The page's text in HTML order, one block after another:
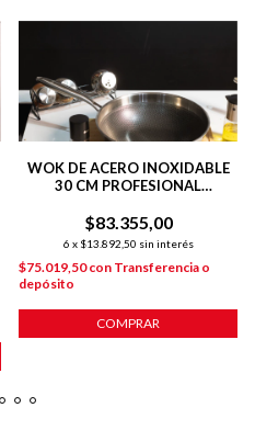
WOK DE ACERO INOXIDABLE
30 CM PROFESIONAL
$83.355,00
6 x $13.892,50 sin interés
$75.019,50con Transferencia o
depósito
COMPRAR